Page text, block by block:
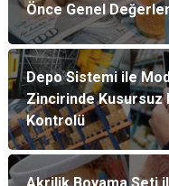
Önce Genel
Depo Sistemi ile
Zincirinde Kusursuz
Kontrolü